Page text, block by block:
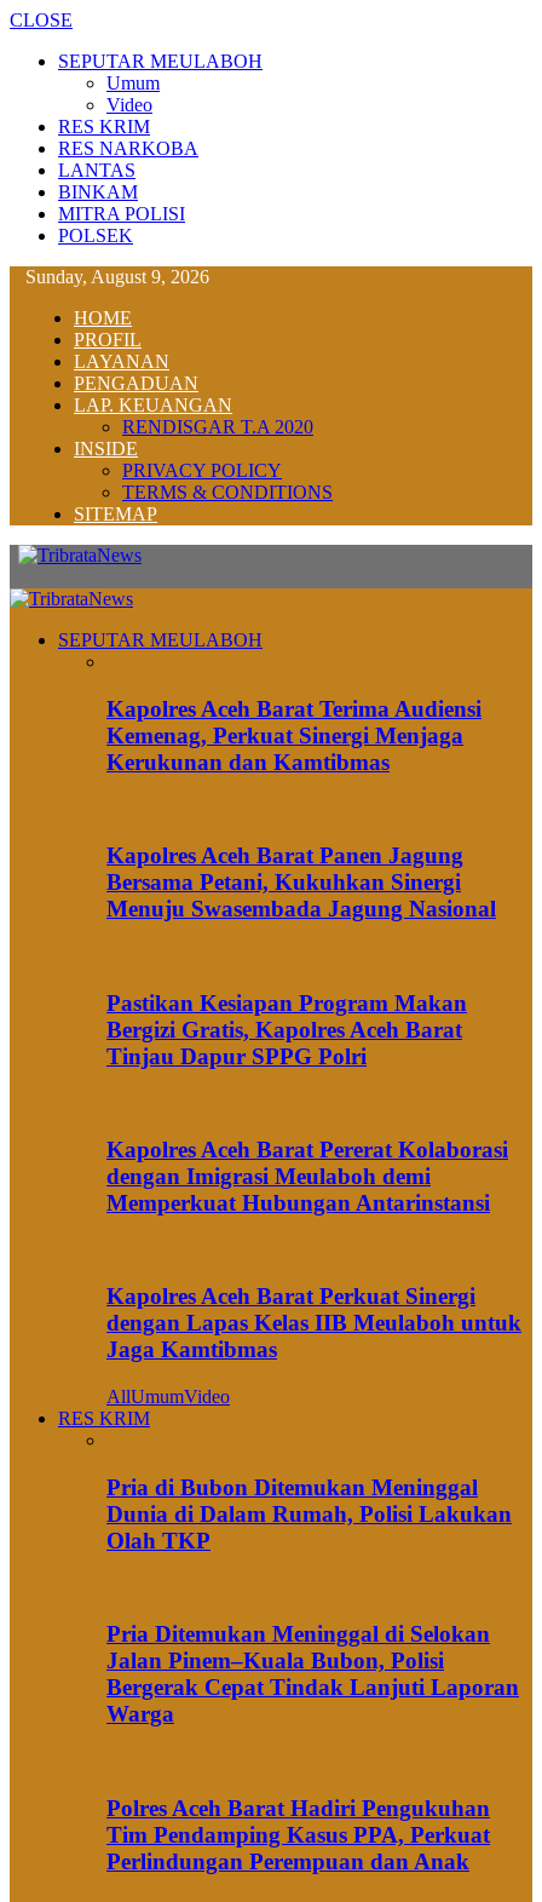
CLOSE
SEPUTAR MEULABOH
Umum
Video
RES KRIM
RES NARKOBA
LANTAS
BINKAM
MITRA POLISI
POLSEK
Sunday, August 9, 2026
HOME
PROFIL
LAYANAN
PENGADUAN
LAP. KEUANGAN
RENDISGAR T.A 2020
INSIDE
PRIVACY POLICY
TERMS & CONDITIONS
SITEMAP
SEPUTAR MEULABOH
Kapolres Aceh Barat Terima Audiensi
Kemenag, Perkuat Sinergi Menjaga
Kerukunan dan Kamtibmas
Kapolres Aceh Barat Panen Jagung
Bersama Petani, Kukuhkan Sinergi
Menuju Swasembada Jagung Nasional
Pastikan Kesiapan Program Makan
Bergizi Gratis, Kapolres Aceh Barat
Tinjau Dapur SPPG Polri
Kapolres Aceh Barat Pererat Kolaborasi
dengan Imigrasi Meulaboh demi
Memperkuat Hubungan Antarinstansi
Kapolres Aceh Barat Perkuat Sinergi
dengan Lapas Kelas IIB Meulaboh untuk
Jaga Kamtibmas
AllUmumVideo
RES KRIM
Pria di Bubon Ditemukan Meninggal
Dunia di Dalam Rumah, Polisi Lakukan
Olah TKP
Pria Ditemukan Meninggal di Selokan
Jalan Pinem–Kuala Bubon, Polisi
Bergerak Cepat Tindak Lanjuti Laporan
Warga
Polres Aceh Barat Hadiri Pengukuhan
Tim Pendamping Kasus PPA, Perkuat
Perlindungan Perempuan dan Anak